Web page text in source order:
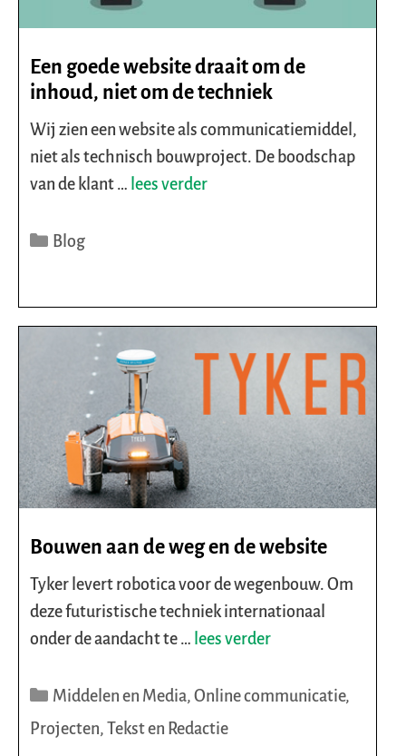
Een goede website draait om de
inhoud, niet om de techniek
Wij zien een website als communicatiemiddel,
niet als technisch bouwproject. De boodschap
van de klant … lees verder
Categorieën
Blog
Bouwen aan de weg en de website
Tyker levert robotica voor de wegenbouw. Om
deze futuristische techniek internationaal
onder de aandacht te … lees verder
Categorieën
Middelen en Media, Online communicatie,
Projecten, Tekst en Redactie